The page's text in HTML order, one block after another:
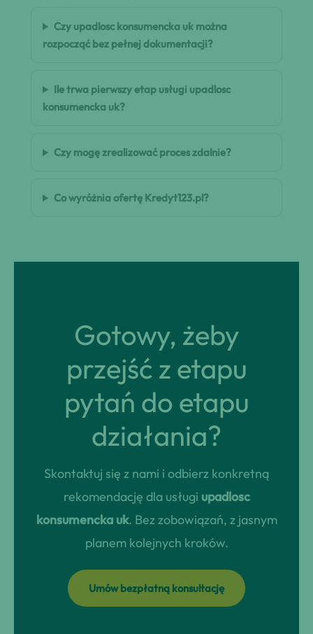
Czy upadlosc konsumencka uk można
rozpocząć bez pełnej dokumentacji?
Ile trwa pierwszy etap usługi upadlosc
konsumencka uk?
Czy mogę zrealizować proces zdalnie?
Co wyróżnia ofertę Kredyt123.pl?
Gotowy, żeby
przejść z etapu
pytań do etapu
działania?
Skontaktuj się z nami i odbierz konkretną
rekomendację dla usługi upadlosc
konsumencka uk. Bez zobowiązań, z jasnym
planem kolejnych kroków.
Umów bezpłatną konsultację